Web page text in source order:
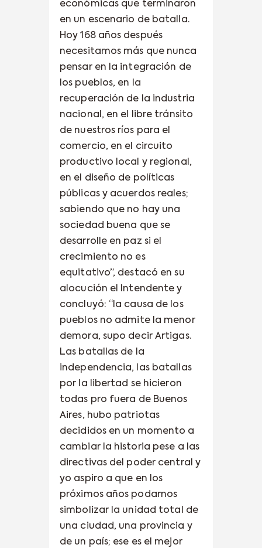
económicas que terminaron
en un escenario de batalla.
Hoy 168 años después
necesitamos más que nunca
pensar en la integración de
los pueblos, en la
recuperación de la industria
nacional, en el libre tránsito
de nuestros ríos para el
comercio, en el circuito
productivo local y regional,
en el diseño de políticas
públicas y acuerdos reales;
sabiendo que no hay una
sociedad buena que se
desarrolle en paz si el
crecimiento no es
equitativo”, destacó en su
alocución el Intendente y
concluyó: “la causa de los
pueblos no admite la menor
demora, supo decir Artigas.
Las batallas de la
independencia, las batallas
por la libertad se hicieron
todas pro fuera de Buenos
Aires, hubo patriotas
decididos en un momento a
cambiar la historia pese a las
directivas del poder central y
yo aspiro a que en los
próximos años podamos
simbolizar la unidad total de
una ciudad, una provincia y
de un país; ese es el mejor